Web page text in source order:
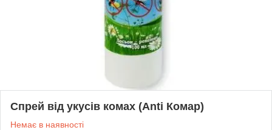
Спрей від укусів комах (Anti Комар)
Немає в наявності